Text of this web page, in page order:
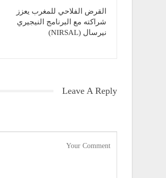
القرض الفلاحي للمغرب يعزز
شراكته مع البرنامج النيجيري
نيرسال (NIRSAL)
Leave A Reply